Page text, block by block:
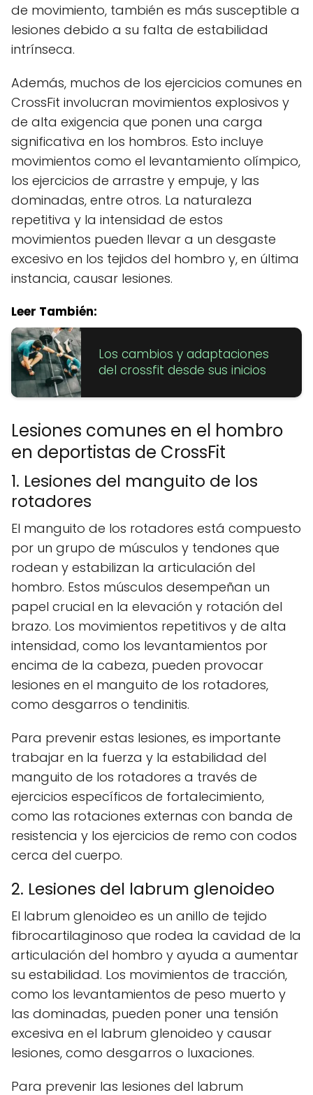
de movimiento, también es más susceptible a
lesiones debido a su falta de estabilidad
intrínseca.
Además, muchos de los ejercicios comunes en
CrossFit involucran movimientos explosivos y
de alta exigencia que ponen una carga
significativa en los hombros. Esto incluye
movimientos como el levantamiento olímpico,
los ejercicios de arrastre y empuje, y las
dominadas, entre otros. La naturaleza
repetitiva y la intensidad de estos
movimientos pueden llevar a un desgaste
excesivo en los tejidos del hombro y, en última
instancia, causar lesiones.
Leer También:
Los cambios y adaptaciones
del crossfit desde sus inicios
Lesiones comunes en el hombro
en deportistas de CrossFit
1. Lesiones del manguito de los
rotadores
El manguito de los rotadores está compuesto
por un grupo de músculos y tendones que
rodean y estabilizan la articulación del
hombro. Estos músculos desempeñan un
papel crucial en la elevación y rotación del
brazo. Los movimientos repetitivos y de alta
intensidad, como los levantamientos por
encima de la cabeza, pueden provocar
lesiones en el manguito de los rotadores,
como desgarros o tendinitis.
Para prevenir estas lesiones, es importante
trabajar en la fuerza y la estabilidad del
manguito de los rotadores a través de
ejercicios específicos de fortalecimiento,
como las rotaciones externas con banda de
resistencia y los ejercicios de remo con codos
cerca del cuerpo.
2. Lesiones del labrum glenoideo
El labrum glenoideo es un anillo de tejido
fibrocartilaginoso que rodea la cavidad de la
articulación del hombro y ayuda a aumentar
su estabilidad. Los movimientos de tracción,
como los levantamientos de peso muerto y
las dominadas, pueden poner una tensión
excesiva en el labrum glenoideo y causar
lesiones, como desgarros o luxaciones.
Para prevenir las lesiones del labrum